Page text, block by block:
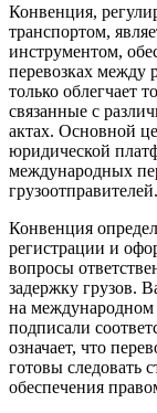
Конвенция,
транспортом,
инструментом,
перевозках между
только облегчает
связанные с
актах. Основной
юридической
международных
грузоотправителей.
Конвенция
регистрации и
вопросы
задержку грузов.
на международном
подписали
означает, что
готовы следовать
обеспечения